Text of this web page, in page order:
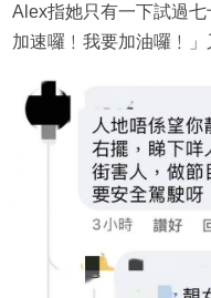
Alex指她只有一下試過
加速囉﹗我要加油囉﹗」